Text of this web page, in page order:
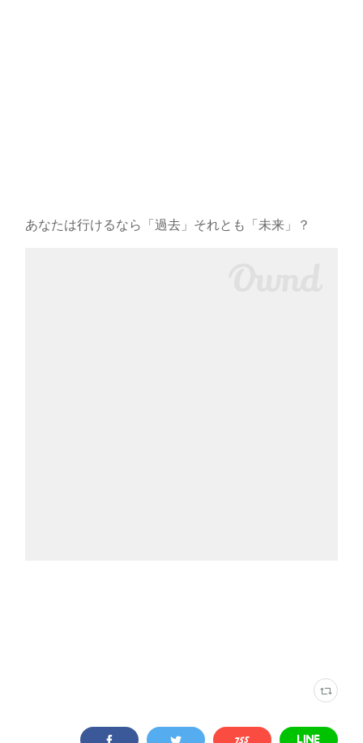
あなたは行けるなら「過去」それとも「未来」？